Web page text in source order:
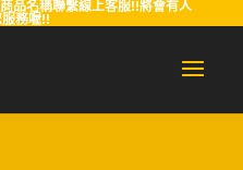
品名稱聯繫線上客服!!將會有人
務喔!!